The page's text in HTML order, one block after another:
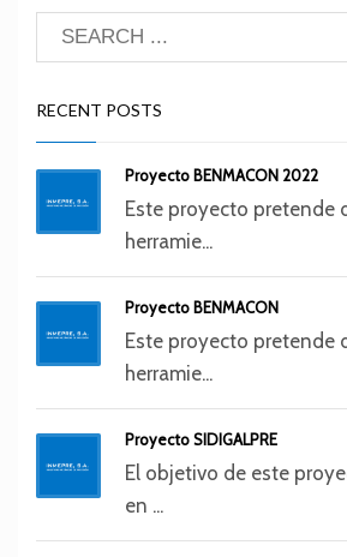
RECENT POSTS
Proyecto BENMACON 2022
Este proyecto pretende
herramie...
Proyecto BENMACON
Este proyecto pretende
herramie...
Proyecto SIDIGALPRE
El objetivo de este
en ...